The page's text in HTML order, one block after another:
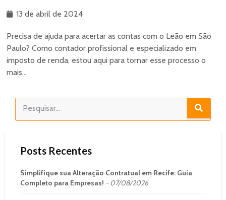
13 de abril de 2024
Precisa de ajuda para acertar as contas com o Leão em São
Paulo? Como contador profissional e especializado em
imposto de renda, estou aqui para tornar esse processo o
mais...
Posts Recentes
Simplifique sua Alteração Contratual em Recife: Guia
Completo para Empresas!
07/08/2026